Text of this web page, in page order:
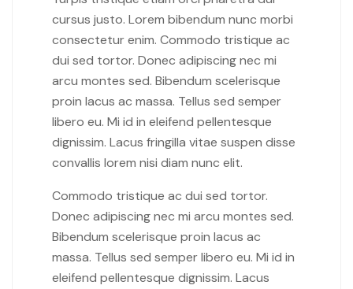
cursus justo. Lorem bibendum nunc morbi
consectetur enim. Commodo tristique ac
dui sed tortor. Donec adipiscing nec mi
arcu montes sed. Bibendum scelerisque
proin lacus ac massa. Tellus sed semper
libero eu. Mi id in eleifend pellentesque
dignissim. Lacus fringilla vitae suspen disse
convallis lorem nisi diam nunc elit.
Commodo tristique ac dui sed tortor.
Donec adipiscing nec mi arcu montes sed.
Bibendum scelerisque proin lacus ac
massa. Tellus sed semper libero eu. Mi id in
eleifend pellentesque dignissim. Lacus